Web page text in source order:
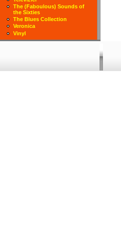
The (Faboulous) Sounds of
the Sixties
The Blues Collection
Veronica
Vinyl